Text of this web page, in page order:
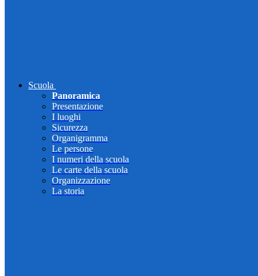
Scuola
Panoramica
Presentazione
I luoghi
Sicurezza
Organigramma
Le persone
I numeri della scuola
Le carte della scuola
Organizzazione
La storia